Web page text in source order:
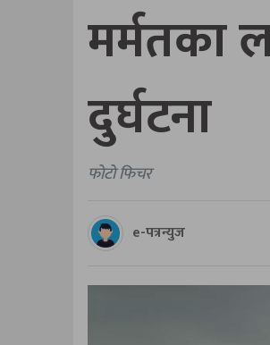
मर्मतका
दुर्घटना
फाेटाे फिचर
e-पत्रन्युज